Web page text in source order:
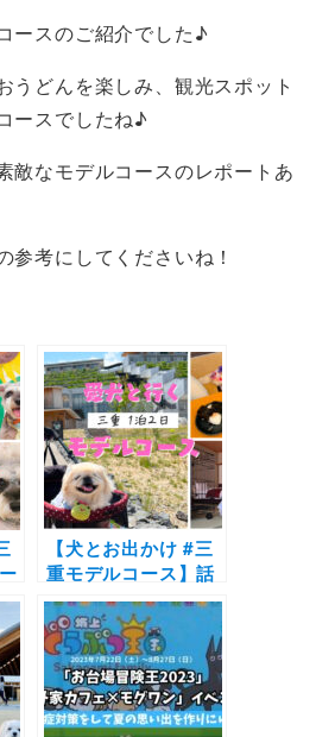
ースのご紹介でした♪
うどんを楽しみ、観光スポット
ースでしたね♪
敵なモデルコースのレポートあ
参考にしてくださいね！
【犬とお出かけ #三
重モデルコース】話
題のVISONや伊勢で
釜炊き土鍋ごはんを
愛犬と満喫！VISON
〜松阪わんわんパラ
ダイス〜おかげ横丁
〜野あそび棚コース